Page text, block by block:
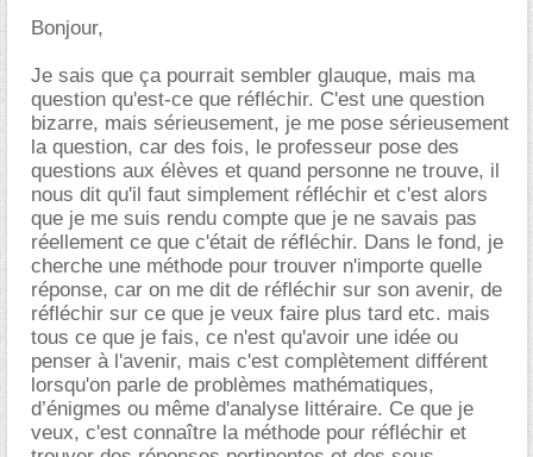
Bonjour,
Je sais que ça pourrait sembler glauque, mais ma
question qu'est-ce que réfléchir. C'est une question
bizarre, mais sérieusement, je me pose sérieusement
la question, car des fois, le professeur pose des
questions aux élèves et quand personne ne trouve, il
nous dit qu'il faut simplement réfléchir et c'est alors
que je me suis rendu compte que je ne savais pas
réellement ce que c'était de réfléchir. Dans le fond, je
cherche une méthode pour trouver n'importe quelle
réponse, car on me dit de réfléchir sur son avenir, de
réfléchir sur ce que je veux faire plus tard etc. mais
tous ce que je fais, ce n'est qu'avoir une idée ou
penser à l'avenir, mais c'est complètement différent
lorsqu'on parle de problèmes mathématiques,
d’énigmes ou même d'analyse littéraire. Ce que je
veux, c'est connaître la méthode pour réfléchir et